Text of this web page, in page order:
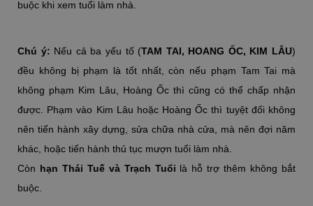
buộc khi xem tuổi làm nhà.
Chú ý: Nếu cả ba yếu tố (TAM TAI, HOANG ỐC, KIM LÂU)
đều không bị phạm là tốt nhất, còn nếu phạm Tam Tai mà
không phạm Kim Lâu, Hoàng Ốc thì cũng có thể chấp nhận
được. Phạm vào Kim Lâu hoặc Hoàng Ốc thì tuyệt đối không
nên tiến hành xây dựng, sửa chữa nhà cửa, mà nên đợi năm
khác, hoặc tiến hành thủ tục mượn tuổi làm nhà.
Còn hạn Thái Tuế và Trạch Tuổi là hỗ trợ thêm không bắt
buộc.